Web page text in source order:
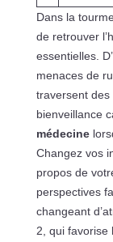
Dans la
de retrouver
essentielles.
menaces de
traversent des
bienveillance
médecine
Changez vos
propos de
perspectives
changeant
2, qui favorise